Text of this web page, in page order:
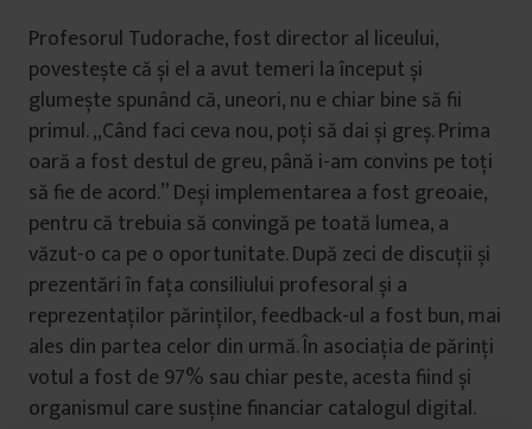
Profesorul Tudorache, fost director al liceului,
povestește că și el a avut temeri la început și
glumește spunând că, uneori, nu e chiar bine să fii
primul. „Când faci ceva nou, poți să dai și greș. Prima
oară a fost destul de greu, până i-am convins pe toți
să fie de acord.” Deși implementarea a fost greoaie,
pentru că trebuia să convingă pe toată lumea, a
văzut-o ca pe o oportunitate. După zeci de discuții și
prezentări în fața consiliului profesoral și a
reprezentaților părinților, feedback-ul a fost bun, mai
ales din partea celor din urmă. În asociația de părinți
votul a fost de 97% sau chiar peste, acesta fiind și
organismul care susține financiar catalogul digital.